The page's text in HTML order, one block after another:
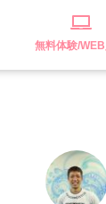
無料体験/